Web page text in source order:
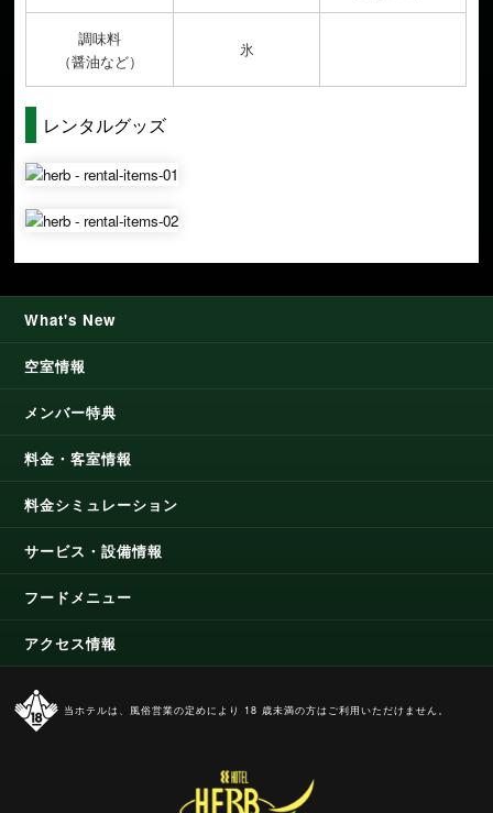
調味料
（醤油など）
氷
レンタルグッズ
What's New
空室情報
メンバー特典
料金・客室情報
料金シミュレーション
サービス・設備情報
フードメニュー
アクセス情報
当ホテルは、風俗営業の定めにより 18 歳未満の方はご利用いただけません。